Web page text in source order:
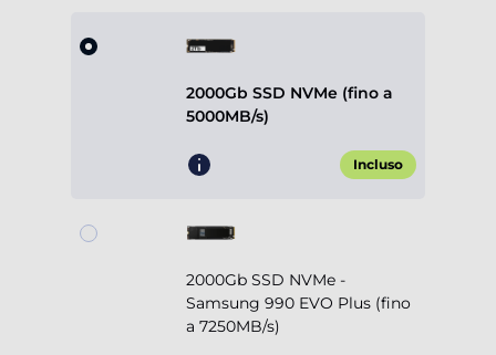
2000Gb SSD NVMe (fino a
5000MB/s)
Incluso
2000Gb SSD NVMe -
Samsung 990 EVO Plus (fino
a 7250MB/s)